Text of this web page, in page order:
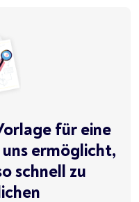
für eine
ermöglicht,
schnell zu